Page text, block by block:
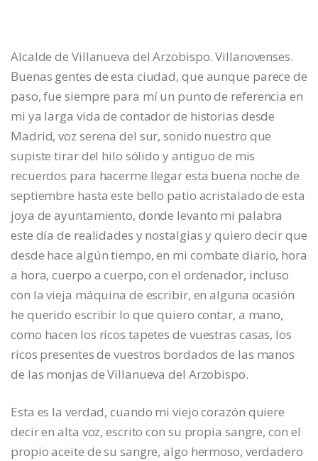
Alcalde de Villanueva del Arzobispo. Villanovenses.
Buenas gentes de esta ciudad, que aunque parece de
paso, fue siempre para mí un punto de referencia en
mi ya larga vida de contador de historias desde
Madrid, voz serena del sur, sonido nuestro que
supiste tirar del hilo sólido y antiguo de mis
recuerdos para hacerme llegar esta buena noche de
septiembre hasta este bello patio acristalado de esta
joya de ayuntamiento, donde levanto mi palabra
este día de realidades y nostalgias y quiero decir que
desde hace algún tiempo, en mi combate diario, hora
a hora, cuerpo a cuerpo, con el ordenador, incluso
con la vieja máquina de escribir, en alguna ocasión
he querido escribir lo que quiero contar, a mano,
como hacen los ricos tapetes de vuestras casas, los
ricos presentes de vuestros bordados de las manos
de las monjas de Villanueva del Arzobispo.
Esta es la verdad, cuando mi viejo corazón quiere
decir en alta voz, escrito con su propia sangre, con el
propio aceite de su sangre, algo hermoso, verdadero